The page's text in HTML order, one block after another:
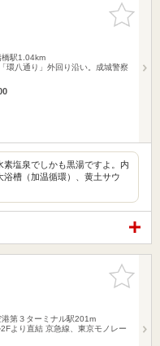
お気に入
りに追加
橋駅1.04km
環八通り」外回り沿い。成城警察
塩泉でしかも黒湯ですよ。内
槽（加温循環）、黄土サウ
お気に入
りに追加
港第３ターミナル駅201m
より直結 京急線、東京モノレー